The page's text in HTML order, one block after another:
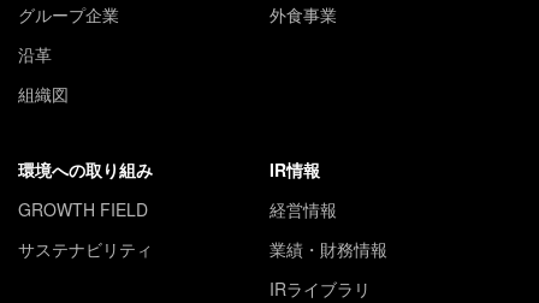
グループ企業
沿革
組織図
外食事業
環境への取り組み
GROWTH FIELD
サステナビリティ
IR情報
経営情報
業績・財務情報
IRライブラリ